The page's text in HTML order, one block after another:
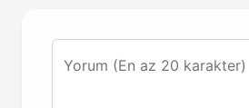
Yorum (En az 20 karakter)